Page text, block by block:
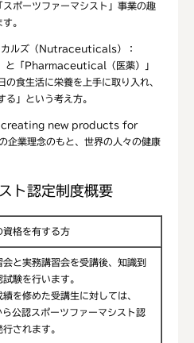
ポーツファーマシスト」事業の趣
。
カルズ（Nutraceuticals）：
と「Pharmaceutical（医薬）」
の食生活に栄養を上手に取り入れ、
る」という考え方。
creating new products for
理念のもと、世界の人々の健康
ト認定制度概要
資格を有する方
会と実務講習会を受講後、知識到
験を行います。
績を修めた受講生に対しては、
ら公認スポーツファーマシスト認
されます。